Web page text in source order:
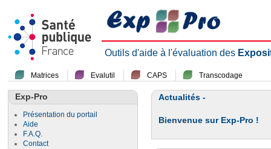
Outils d'aide à l'évaluation des
Matrices Evalutil CAPS Transcodage
Exp-Pro
Présentation du portail
Aide
F.A.Q.
Contact
Actualités -
Bienvenue sur Exp-Pro !